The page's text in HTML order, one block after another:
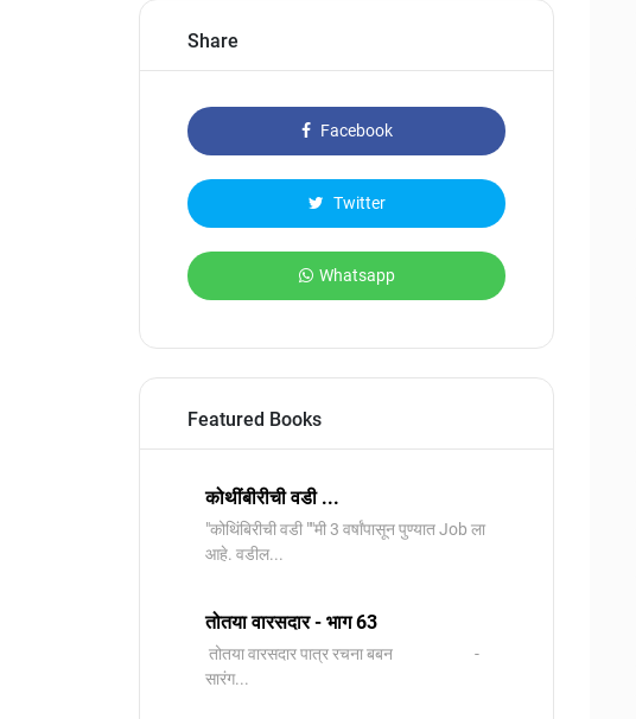
Share
Facebook
Twitter
Whatsapp
Featured Books
कोथींबीरीची वडी ...
"कोथिंबिरीची वडी ""मी 3 वर्षांपासून पुण्यात Job ला
आहे. वडील...
तोतया वारसदार - भाग 63
तोतया वारसदार पात्र रचना बबन -
सारंग...